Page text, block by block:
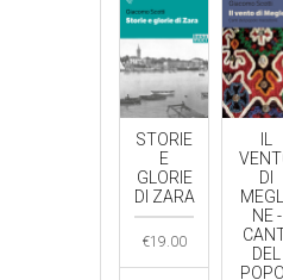
STORIE
E
GLORIE
DI ZARA
€19.00
DI
NE -
DEL
POPOL